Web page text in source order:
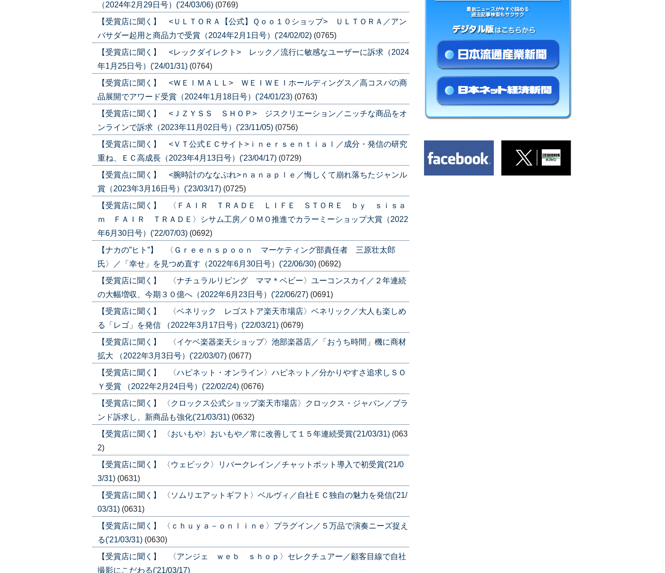
（2024年2月29日号）('24/03/06) (0769)
【受賞店に聞く】 <ＵＬＴＯＲＡ【公式】Ｑｏｏ１０ショップ> ＵＬＴＯＲＡ／アン
バサダー起用と商品力で受賞（2024年2月1日号）('24/02/02) (0765)
【受賞店に聞く】 <レックダイレクト> レック／流行に敏感なユーザーに訴求（2024
年1月25日号）('24/01/31) (0764)
【受賞店に聞く】 <ＷＥＩＭＡＬＬ> ＷＥＩＷＥＩホールディングス／高コスパの商
品展開でアワード受賞（2024年1月18日号）('24/01/23) (0763)
【受賞店に聞く】 <ＪＺＹＳＳ ＳＨＯＰ> ジスクリエーション／ニッチな商品をオ
ンラインで訴求（2023年11月02日号）('23/11/05) (0756)
【受賞店に聞く】 <ＶＴ公式ＥＣサイト>ｉｎｅｒｓｅｎｔｉａｌ／成分・発信の研究
重ね、ＥＣ高成長（2023年4月13日号）('23/04/17) (0729)
【受賞点に聞く】 <腕時計のななぷれ>ｎａｎａｐｌｅ／悔しくて崩れ落ちたジャンル
賞（2023年3月16日号）('23/03/17) (0725)
【受賞店に聞く】 〈ＦＡＩＲ ＴＲＡＤＥ ＬＩＦＥ ＳＴＯＲＥ ｂｙ ｓｉｓａ
ｍ ＦＡＩＲ ＴＲＡＤＥ〉シサム工房／ＯＭＯ推進でカラーミーショップ大賞（2022
年6月30日号）('22/07/03) (0692)
【ナカの”ヒト”】 〈Ｇｒｅｅｎｓｐｏｏｎ マーケティング部責任者 三原壮太郎
氏〉／「幸せ」を見つめ直す（2022年6月30日号）('22/06/30) (0692)
【受賞店に聞く】 〈ナチュラルリビング ママ＊ベビー〉ユーコンスカイ／２年連続
の大幅増収、今期３０億へ（2022年6月23日号）('22/06/27) (0691)
【受賞店に聞く】 〈ベネリック レゴストア楽天市場店〉ベネリック／大人も楽しめ
る「レゴ」を発信 （2022年3月17日号）('22/03/21) (0679)
【受賞店に聞く】 〈イケベ楽器楽天ショップ〉池部楽器店／「おうち時間」機に商材
拡大 （2022年3月3日号）('22/03/07) (0677)
【受賞店に聞く】 〈ハピネット・オンライン〉ハピネット／分かりやすさ追求しＳＯ
Ｙ受賞 （2022年2月24日号）('22/02/24) (0676)
【受賞店に聞く】 〈クロックス公式ショップ楽天市場店〉クロックス・ジャパン／ブラ
ンド訴求し、新商品も強化('21/03/31) (0632)
【受賞店に聞く】 〈おいもや〉おいもや／常に改善して１５年連続受賞('21/03/31) (063
2)
【受賞店に聞く】 〈ウェビック〉リバークレイン／チャットボット導入で初受賞('21/0
3/31) (0631)
【受賞店に聞く】 〈ソムリエアットギフト〉ベルヴィ／自社ＥＣ独自の魅力を発信('21/
03/31) (0631)
【受賞店に聞く】 〈ｃｈｕｙａ－ｏｎｌｉｎｅ〉プラグイン／５万品で演奏ニーズ捉え
る('21/03/31) (0630)
【受賞店に聞く】 〈アンジェ ｗｅｂ ｓｈｏｐ〉セレクチュアー／顧客目線で自社
撮影にこだわる('21/03/17)